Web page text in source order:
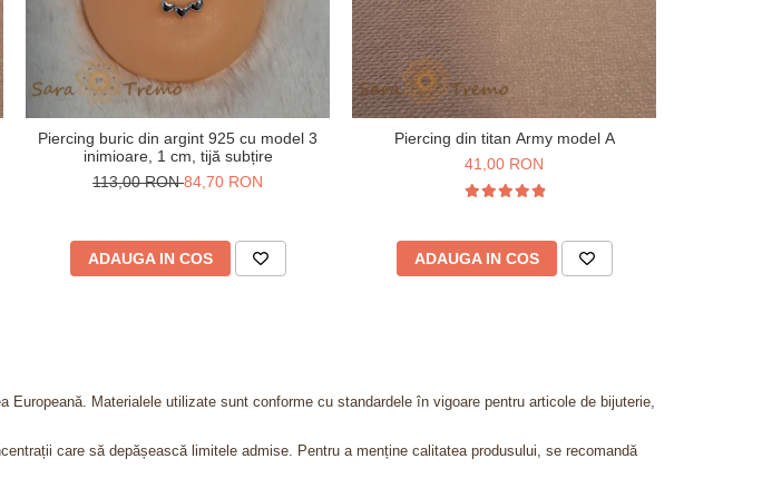
Piercing buric din argint 925 cu model 3
inimioare, 1 cm, tijă subțire
113,00 RON84,70 RON
ADAUGA IN COS
Piercing din titan Army model A
41,00 RON
ADAUGA IN COS
Materialele utilizate sunt conforme cu standardele în vigoare pentru articole de bijuterie,
care să depășească limitele admise. Pentru a menține calitatea produsului, se recomandă